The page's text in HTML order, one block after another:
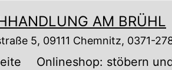
AM BRÜHL
5, 09111 Chemnitz, 0371-
Onlineshop: stöbern